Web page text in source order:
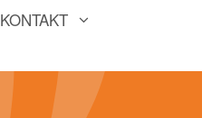
KONTAKT